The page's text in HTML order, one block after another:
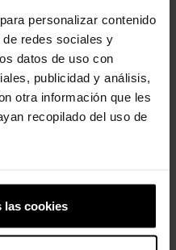
personalizar contenido
redes sociales y
datos de uso con
publicidad y análisis,
otra información que les
recopilado del uso de
las cookies
la misma